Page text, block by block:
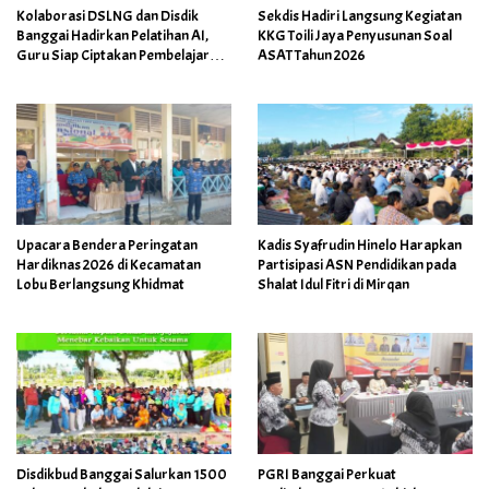
Kolaborasi DSLNG dan Disdik
Banggai Hadirkan Pelatihan AI,
Guru Siap Ciptakan Pembelajaran
Sekdis Hadiri Langsung Kegiatan
KKG Toili Jaya Penyusunan Soal
ASAT Tahun 2026
Upacara Bendera Peringatan
Hardiknas 2026 di Kecamatan
Lobu Berlangsung Khidmat
Kadis Syafrudin Hinelo Harapkan
Partisipasi ASN Pendidikan pada
Shalat Idul Fitri di Mirqan
Disdikbud Banggai Salurkan 1500
PGRI Banggai Perkuat